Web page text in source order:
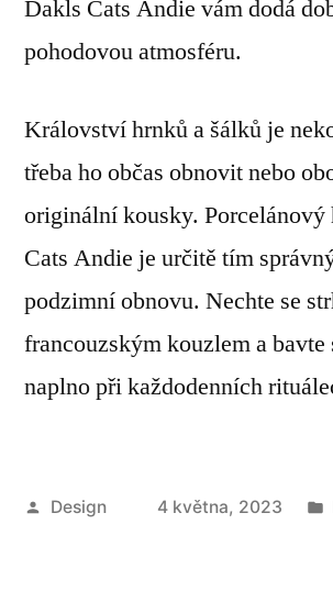
Dakls Cats Andie vám dodá
pohodovou atmosféru.
Království hrnků a šálků je
třeba ho občas obnovit nebo
originální kousky. Porcelánový
Cats Andie je určitě tím
podzimní obnovu. Nechte se
francouzským kouzlem a bavte
naplno při každodenních
Autor
Design 4 května, 2023